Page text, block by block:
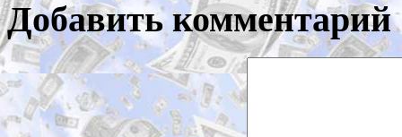
Добавить комментарий